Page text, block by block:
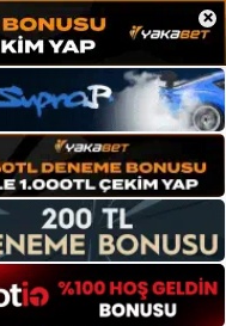
×